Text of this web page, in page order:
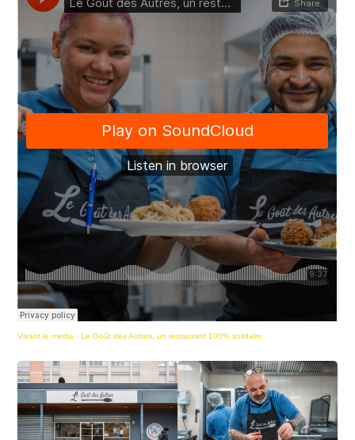
Vivant le media ·Le Goût des Autres, un restaurant 100% solidaire